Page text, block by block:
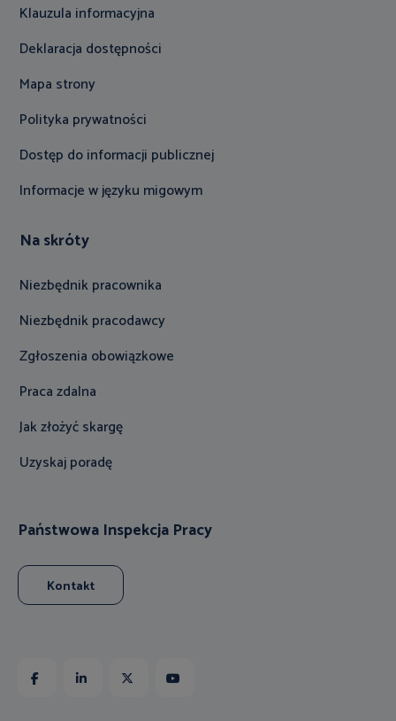
Klauzula informacyjna
Deklaracja dostępności
Mapa strony
Polityka prywatności
Dostęp do informacji publicznej
Informacje w języku migowym
Na skróty
Niezbędnik pracownika
Niezbędnik pracodawcy
Zgłoszenia obowiązkowe
Praca zdalna
Jak złożyć skargę
Uzyskaj poradę
Państwowa Inspekcja Pracy
Kontakt